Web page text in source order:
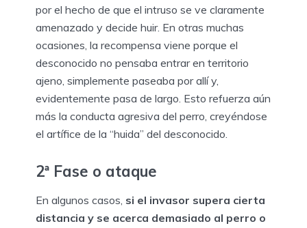
por el hecho de que el intruso se ve claramente
amenazado y decide huir. En otras muchas
ocasiones, la recompensa viene porque el
desconocido no pensaba entrar en territorio
ajeno, simplemente paseaba por allí y,
evidentemente pasa de largo. Esto refuerza aún
más la conducta agresiva del perro, creyéndose
el artífice de la “huida” del desconocido.
2ª Fase o ataque
En algunos casos, si el invasor supera cierta
distancia y se acerca demasiado al perro o